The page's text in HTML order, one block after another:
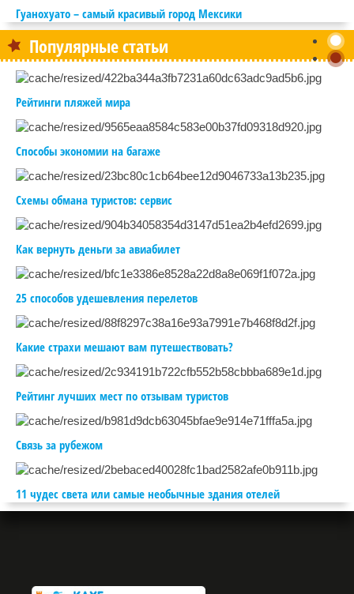
Гуанохуато – самый красивый город Мексики
Популярные статьи
Рейтинги пляжей мира
Способы экономии на багаже
Схемы обмана туристов: сервис
Как вернуть деньги за авиабилет
25 способов удешевления перелетов
Какие страхи мешают вам путешествовать?
Рейтинг лучших мест по отзывам туристов
Связь за рубежом
11 чудес света или самые необычные здания отелей